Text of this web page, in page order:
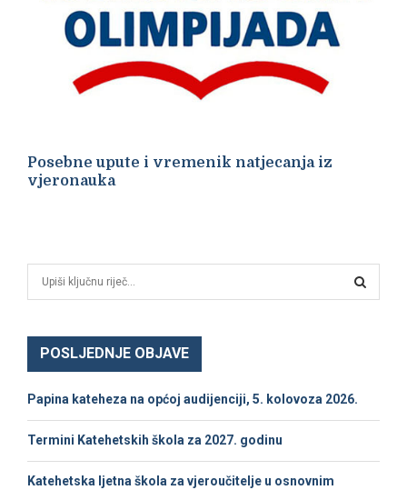
Posebne upute i vremenik natjecanja iz
vjeronauka
h
o
r
C
POSLJEDNJE OBJAVE
Papina kateheza na općoj audijenciji, 5. kolovoza 2026.
Termini Katehetskih škola za 2027. godinu
Katehetska ljetna škola za vjeroučitelje u osnovnim